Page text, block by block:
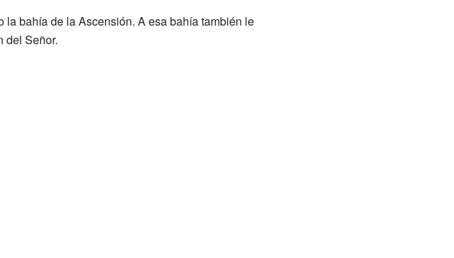
bahía de la Ascensión. A esa bahía también le
del Señor.